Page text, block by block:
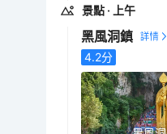
景點 · 上午
黑風洞鎮
4.2分